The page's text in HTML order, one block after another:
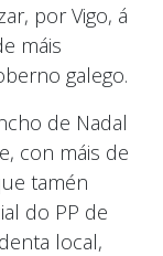
por Vigo, á
máis
galego.
de Nadal
con máis de
tamén
do PP de
local,